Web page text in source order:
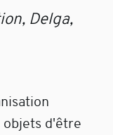
Delga,
d'être